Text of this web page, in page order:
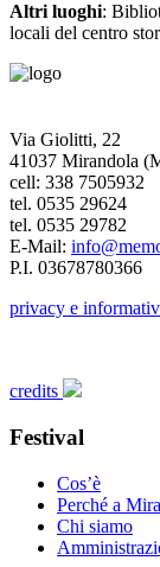
Altri luoghi:
locali del centro
Via Giolitti, 22
41037 Mirandola
cell: 338 7505932
tel. 0535 29624
tel. 0535 29782
E-Mail:
P.I. 03678780366
privacy e
credits
Festival
Cos’è
Perché a
Chi siamo